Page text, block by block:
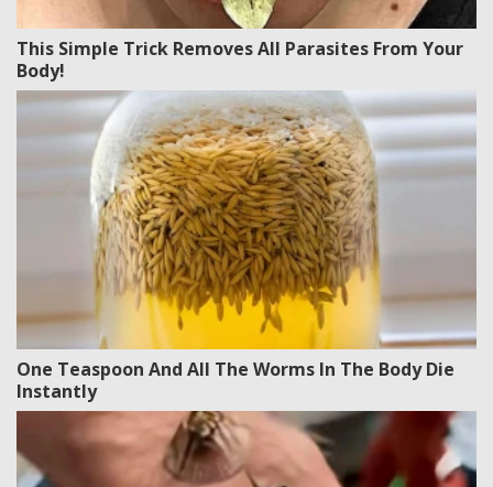
This Simple Trick Removes All Parasites From Your
Body!
One Teaspoon And All The Worms In The Body Die
Instantly